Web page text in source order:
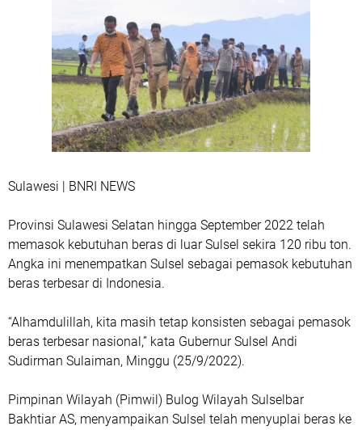
Sulawesi | BNRI NEWS
Provinsi Sulawesi Selatan hingga September 2022 telah
memasok kebutuhan beras di luar Sulsel sekira 120 ribu ton.
Angka ini menempatkan Sulsel sebagai pemasok kebutuhan
beras terbesar di Indonesia.
“Alhamdulillah, kita masih tetap konsisten sebagai pemasok
beras terbesar nasional,” kata Gubernur Sulsel Andi
Sudirman Sulaiman, Minggu (25/9/2022).
Pimpinan Wilayah (Pimwil) Bulog Wilayah Sulselbar
Bakhtiar AS, menyampaikan Sulsel telah menyuplai beras ke